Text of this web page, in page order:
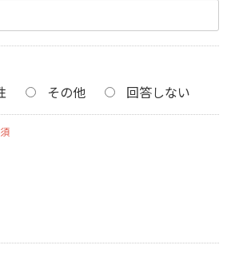
その他 回答しない